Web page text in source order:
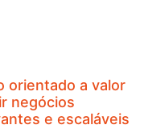
orientado a valor
negócios
e escaláveis